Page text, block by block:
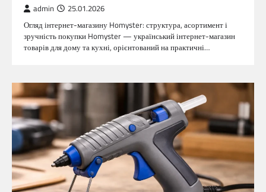
admin 25.01.2026
Огляд інтернет-магазину Homyster: структура, асортимент і
зручність покупки Homyster — український інтернет-магазин
товарів для дому та кухні, орієнтований на практичні…